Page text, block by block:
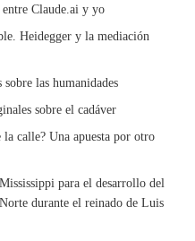
entre Claude.ai y yo
Heidegger y la mediación
las humanidades
sobre el cadáver
calle? Una apuesta por otro
para el desarrollo del
durante el reinado de Luis